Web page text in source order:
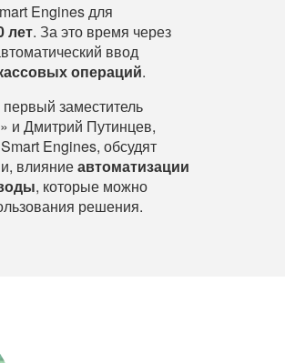
Engines для
лет. За это время через
ввод
операций.
заместитель
и Дмитрий Путинцев,
Engines, обсудят
влияниеавтоматизации
, которые можно
решения.